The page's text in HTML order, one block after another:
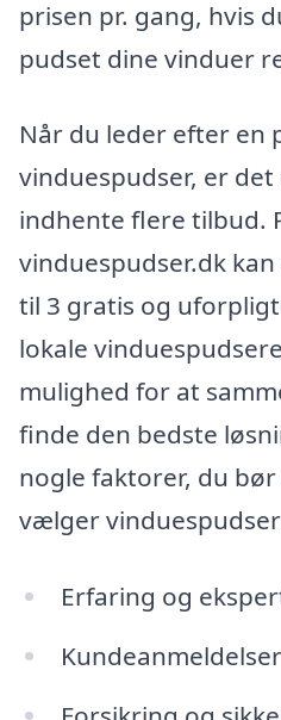
prisen pr. gang, hvis
pudset dine vinduer
Når du leder efter en
vinduespudser, er
indhente flere tilbud.
vinduespudser.dk
til 3 gratis og
lokale
mulighed for at
finde den bedste
nogle faktorer, du
vælger
Erfaring og